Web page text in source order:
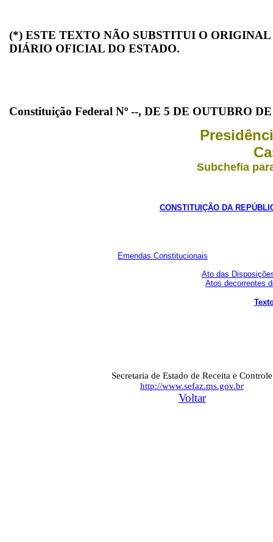
(*) ESTE TEXTO NÃO SUBSTITUI O
DIÁRIO OFICIAL DO ESTADO.
Constituição Federal Nº --, DE 5 DE OUTUBRO
Subchefia
CONSTITUIÇÃO DA
Emendas Constitucionais
Ato das
Atos decorrentes
Secretaria de Estado de Receita e Controle
http://www.sefaz.ms.gov.br
Voltar